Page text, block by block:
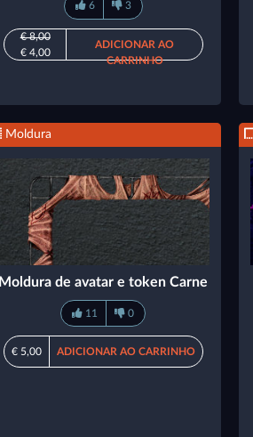
6 3
€ 8,00
€ 4,00
ADICIONAR AO
CARRINHO
Moldura
Moldura de avatar e token Carne
11 0
€ 5,00 ADICIONAR AO CARRINHO